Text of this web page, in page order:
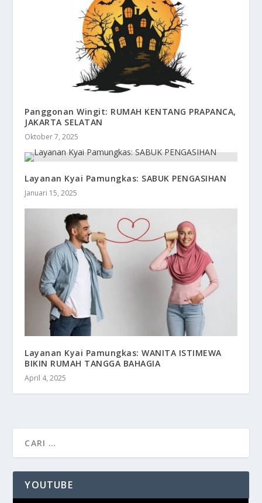
Panggonan Wingit: RUMAH KENTANG PRAPANCA,
JAKARTA SELATAN
Oktober 7, 2025
Layanan Kyai Pamungkas: SABUK PENGASIHAN
Januari 15, 2025
Layanan Kyai Pamungkas: WANITA ISTIMEWA
BIKIN RUMAH TANGGA BAHAGIA
April 4, 2025
YOUTUBE